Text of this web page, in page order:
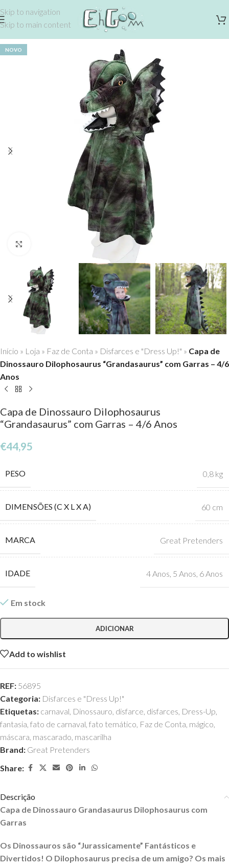
Skip to navigation
Skip to main content
NOVO
Início » Loja » Faz de Conta » Disfarces e "Dress Up!" » Capa de
Dinossauro Dilophosaurus “Grandasaurus” com Garras – 4/6
Anos
Capa de Dinossauro Dilophosaurus
“Grandasaurus” com Garras – 4/6 Anos
€44,95
PESO 0,8 kg
DIMENSÕES (C X L X A) 60 cm
MARCA Great Pretenders
IDADE 4 Anos 5 Anos 6 Anos
Em stock
ADICIONAR
Add to wishlist
REF: 56895
Categoria: Disfarces e "Dress Up!"
Etiquetas: carnaval, Dinossauro, disfarce, disfarces, Dress-Up,
fantasia, fato de carnaval, fato temático, Faz de Conta, mágico,
máscara, mascarado, mascarilha
Brand: Great Pretenders
Share:
Descrição
Capa de Dinossauro Grandasaurus Dilophosaurus com
Garras
Os Dinossauros são “Jurassicamente” Fantásticos e
Divertidos! O Dilophosaurus precisa de um amigo? Os mais